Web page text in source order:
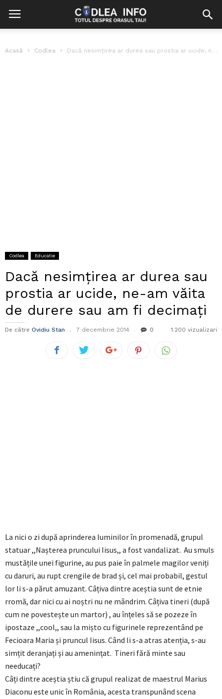
Acasă Codlea Dacă nesimțirea ar durea sau prostia ar ucide, ne-am văita de durere...
Codlea Educatie
Dacă nesimțirea ar durea sau
prostia ar ucide, ne-am văita
de durere sau am fi decimați
De către Ovidiu Stan 7 decembrie 2014 0 1.200 vizualizari
La nici o zi după aprinderea luminilor în promenadă, grupul
statuar ,,Nașterea pruncului Iisus,, a fost vandalizat. Au smuls
mustățile unei figurine, au pus paie în palmele magilor veniți
cu daruri, au rupt crengile de brad și, cel mai probabil, gestul
lor li s-a părut amuzant. Câțiva dintre aceștia sunt de etnie
rromă, dar nici cu ai noștri nu ne mândrim. Câțiva tineri (după
cum ne povestește un martor) , au înțeles să se pozeze în
ipostaze ,,cool,, sau la mișto cu figurinele reprezentând pe
Fecioara Maria și pruncul Iisus. Când li s-a atras atenția, s-au
simțit deranjați și au amenințat. Tineri fără minte sau
needucați?
Câți dintre aceștia știu că grupul realizat de maestrul Marius
Diaconu este unic în România, acesta transpunând scena